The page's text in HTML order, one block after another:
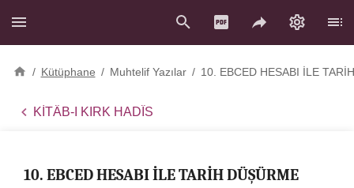
/ Kütüphane / Muhtelif Yazılar / 10. EBCED HESABI İLE
KİTÂB-I KIRK HADÎS
10. EBCED HESABI İLE TARİH DÜŞÜRME